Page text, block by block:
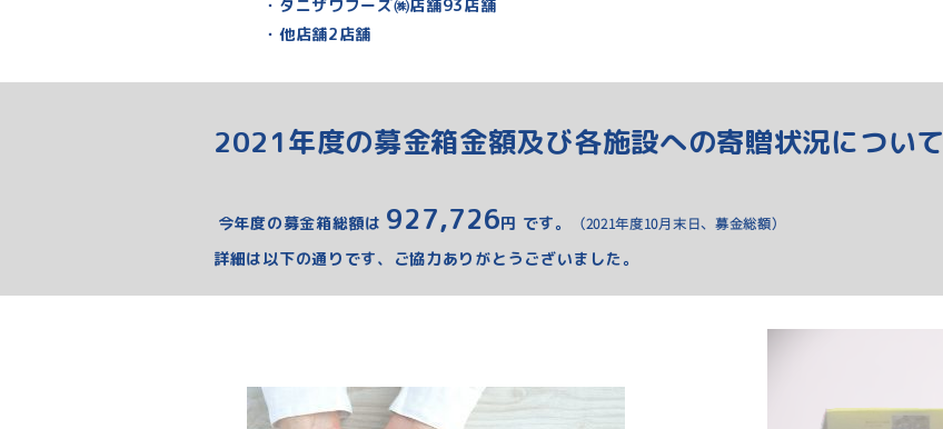
・タニザワフーズ㈱店舗93店舗
・他店舗2店舗
2021年度の募金箱金額及び各施設への寄贈状況について
今年度の募金箱総額は 927,726円 です。 （2021年度10月末日、募金総額）
詳細は以下の通りです、ご協力ありがとうございました。